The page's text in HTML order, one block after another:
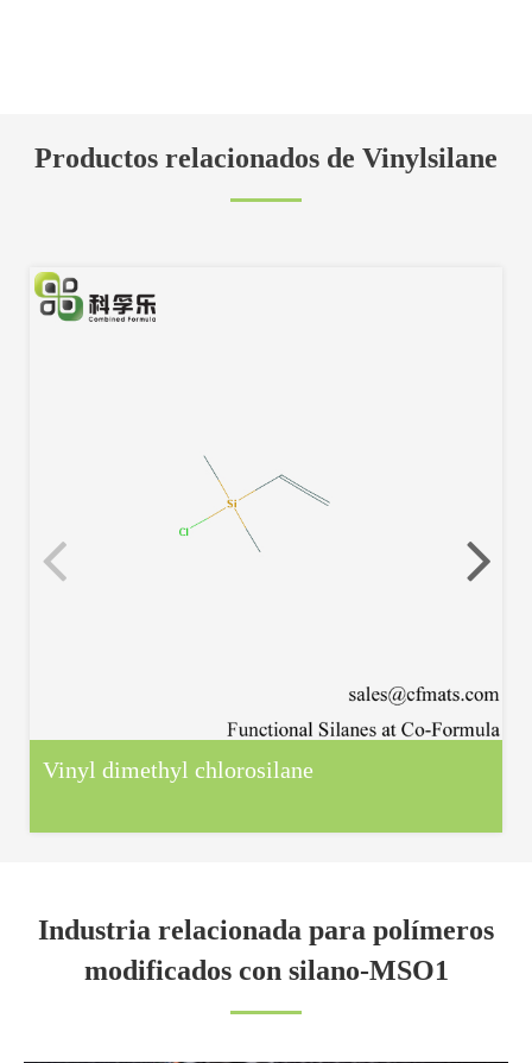
Productos relacionados de Vinylsilane
Vinyl dimethyl chlorosilane
Industria relacionada para polímeros
modificados con silano-MSO1